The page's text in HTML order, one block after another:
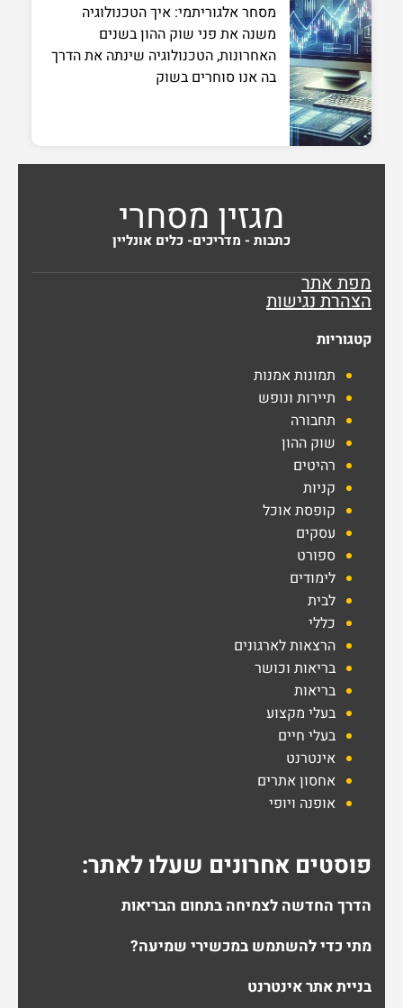
מסחר אלגוריתמי: איך הטכנולוגיה
משנה את פני שוק ההון בשנים
האחרונות, הטכנולוגיה שינתה את הדרך
בה אנו סוחרים בשוק
מגזין מסחרי
כתבות - מדריכים- כלים אונליין
מפת אתר
הצהרת נגישות
קטגוריות
תמונות אמנות
תיירות ונופש
תחבורה
שוק ההון
רהיטים
קניות
קופסת אוכל
עסקים
ספורט
לימודים
לבית
כללי
הרצאות לארגונים
בריאות וכושר
בריאות
בעלי מקצוע
בעלי חיים
אינטרנט
אחסון אתרים
אופנה ויופי
פוסטים אחרונים שעלו לאתר:
הדרך החדשה לצמיחה בתחום הבריאות
מתי כדי להשתמש במכשירי שמיעה?
בניית אתר אינטרנט